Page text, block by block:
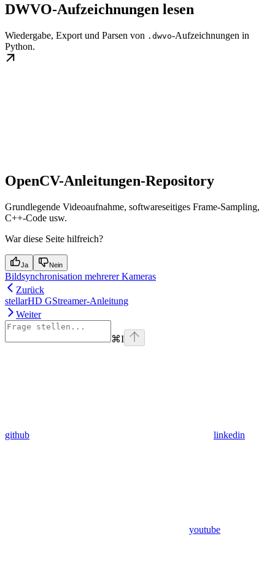
DWVO-Aufzeichnungen lesen
Wiedergabe, Export und Parsen von .dwvo-Aufzeichnungen in
Python.
OpenCV-Anleitungen-Repository
Grundlegende Videoaufnahme, softwareseitiges Frame-Sampling,
C++-Code usw.
War diese Seite hilfreich?
Ja Nein
Bildsynchronisation mehrerer Kameras
Zurück
stellarHD GStreamer-Anleitung
Weiter
⌘I
github linkedin
youtube